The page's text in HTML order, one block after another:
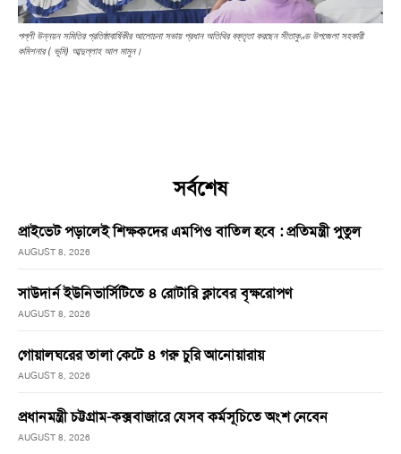
পল্লী উন্নয়ন সমিতির প্রতিষ্ঠাবার্ষিকীর আলোচনা সভায় প্রধান অতিথির বক্তৃতা করছেন সীতাকুণ্ড উপজেলা সহকারী
কমিশনার ( ভূমি) আব্দুল্লাহ আল মামুন।
সর্বশেষ
প্রাইভেট পড়ালেই শিক্ষকদের এমপিও বাতিল হবে : প্রতিমন্ত্রী পুতুল
AUGUST 8, 2026
সাউদার্ন ইউনিভার্সিটিতে ৪ রোটারি ক্লাবের বৃক্ষরোপণ
AUGUST 8, 2026
গোয়ালঘরের তালা কেটে ৪ গরু চুরি আনোয়ারায়
AUGUST 8, 2026
প্রধানমন্ত্রী চট্টগ্রাম-কক্সবাজারে যেসব কর্মসূচিতে অংশ নেবেন
AUGUST 8, 2026